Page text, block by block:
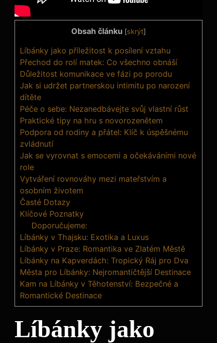
Obsah článku [skrýt]
Líbánky jako příležitost k posílení vztahu
Přechod do rolí matek: Co všechno obnáší
Důležitost komunikace ve fázi po porodu
Jak si udržet partnerskou intimitu po narození
dítěte
Péče o sebe: Nezanedbávejte svůj vlastní růst
Praktické tipy na hru s novorozenětem
Podpora od rodiny a přátel: Klíč k úspěšnému
zvládnutí
Jak se vyrovnat s emocemi a očekáváními nové
role
Vytváření rovnováhy mezi mateřstvím a
osobním životem
Časté Dotazy
Klíčové Poznatky
Doporučujeme:
Líbánky v Thajsku: Exotika a Luxus
Líbánky v Praze: Romantika ve Zlatém Městě
Líbánky na Kapverdách: Tropický Ráj pro Dva
Města pro Líbánky: Nejromantičtější Destinace
Kam na Líbánky v Těhotenství: Bezpečné a
Romantické Destinace
Líbánky jako